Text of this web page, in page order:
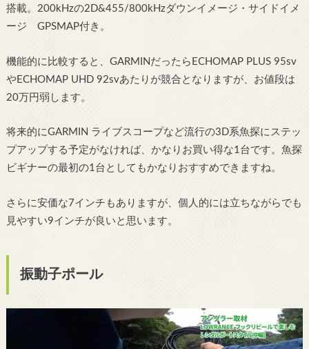
搭載。200kHzの2D&455/800kHzダウンイメージ・サイドイメ
ージ GPSMAP付き。
機能的に比較すると、GARMINだったらECHOMAP PLUS 95sv
やECHOMAP UHD 92svあたりが競合となりますが、お値段は
20万円弱します。
将来的にGARMIN ライブスコープなど流行の3D系魚探にステッ
プアップする予定がなければ、かなりお買い得な1台です。魚探
ビギナーの最初の1台としてもかなりおすすめできますね。
さらに安価な7インチもありますが、個人的には立ちながらでも
見やすい9インチが良いと思います。
振動子ポール